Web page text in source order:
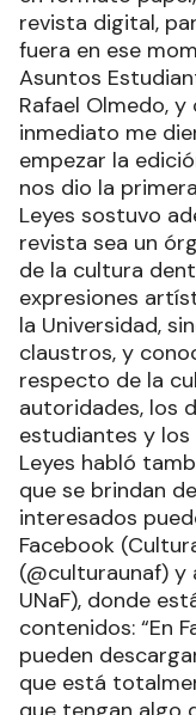
revista digital,
fuera en ese
Asuntos
Rafael Olmedo,
inmediato me
empezar la
nos dio la
Leyes sostuvo
revista sea un
de la cultura
expresiones
la Universidad,
claustros, y
respecto de la
autoridades, los
estudiantes y los
Leyes habló
que se brindan
interesados
Facebook
(@culturaunaf) y
UNaF), donde
contenidos: “En
pueden
que está